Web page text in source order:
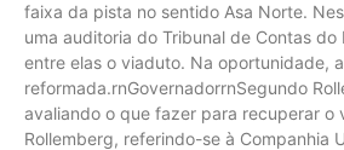
faixa da pista no sentido Asa Norte.
uma auditoria do Tribunal de Contas
entre elas o viaduto. Na oportunidade,
reformada.rnGovernadorrnSegundo
avaliando o que fazer para recuperar o
Rollemberg, referindo-se à Companhia